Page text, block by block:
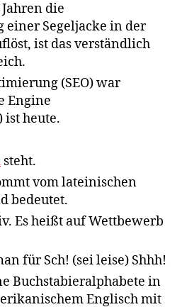
die
einer Segeljacke in der
ist das verständlich
(SEO) war
Engine
ist heute.
steht.
vom lateinischen
bedeutet.
Es heißt auf Wettbewerb
für Sch! (sei leise) Shhh!
Buchstabieralphabete in
Englisch mit